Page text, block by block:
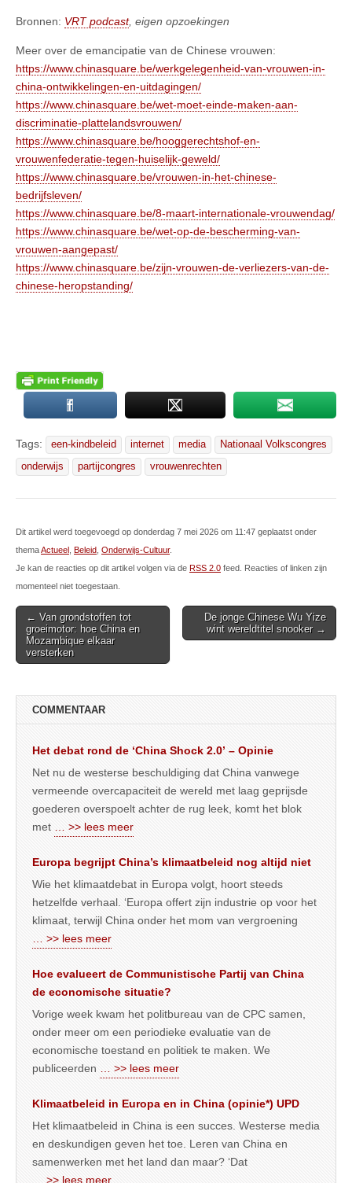
Bronnen: VRT podcast, eigen opzoekingen
Meer over de emancipatie van de Chinese vrouwen:
https://www.chinasquare.be/werkgelegenheid-van-vrouwen-in-
china-ontwikkelingen-en-uitdagingen/
https://www.chinasquare.be/wet-moet-einde-maken-aan-
discriminatie-plattelandsvrouwen/
https://www.chinasquare.be/hooggerechtshof-en-
vrouwenfederatie-tegen-huiselijk-geweld/
https://www.chinasquare.be/vrouwen-in-het-chinese-
bedrijfsleven/
https://www.chinasquare.be/8-maart-internationale-vrouwendag/
https://www.chinasquare.be/wet-op-de-bescherming-van-
vrouwen-aangepast/
https://www.chinasquare.be/zijn-vrouwen-de-verliezers-van-de-
chinese-heropstanding/
Tags: een-kindbeleid internet media
Nationaal Volkscongres
onderwijs
partijcongres vrouwenrechten
Dit artikel werd toegevoegd op donderdag 7 mei 2026 om 11:47 geplaatst onder
themaActueel Beleid Onderwijs-Cultuur.
Je kan de reacties op dit artikel volgen via de RSS 2.0 feed. Reacties of linken zijn
momenteel niet toegestaan.
Post
navigation
← Van grondstoffen tot
groeimotor: hoe China en
Mozambique elkaar
versterken
De jonge Chinese Wu Yize
wint wereldtitel snooker →
COMMENTAAR
Het debat rond de ‘China Shock 2.0’ – Opinie
Net nu de westerse beschuldiging dat China vanwege
vermeende overcapaciteit de wereld met laag geprijsde
goederen overspoelt achter de rug leek, komt het blok
met … >> lees meer
Europa begrijpt China’s klimaatbeleid nog altijd niet
Wie het klimaatdebat in Europa volgt, hoort steeds
hetzelfde verhaal. ‘Europa offert zijn industrie op voor het
klimaat, terwijl China onder het mom van vergroening
… >> lees meer
Hoe evalueert de Communistische Partij van China
de economische situatie?
Vorige week kwam het politbureau van de CPC samen,
onder meer om een periodieke evaluatie van de
economische toestand en politiek te maken. We
publiceerden … >> lees meer
Klimaatbeleid in Europa en in China (opinie*) UPD
Het klimaatbeleid in China is een succes. Westerse media
en deskundigen geven het toe. Leren van China en
samenwerken met het land dan maar? ‘Dat
… >> lees meer